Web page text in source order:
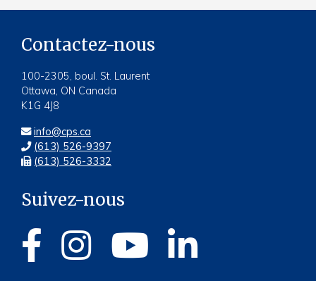
Contactez-nous
100-2305, boul. St. Laurent
Ottawa, ON Canada
K1G 4J8
info@cps.ca
(613) 526-9397
(613) 526-3332
Suivez-nous